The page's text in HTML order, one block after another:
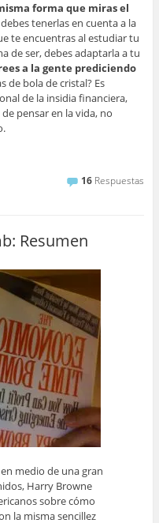
forma que miras el
tenerlas en cuenta a la
te encuentras al estudiar tu
de ser, debes adaptarla a tu
a la gente prediciendo
de bola de cristal? Es
de la insidia financiera,
pensar en la vida, no
16 Respuestas
Resumen
medio de una gran
Harry Browne
sobre cómo
la misma sencillez